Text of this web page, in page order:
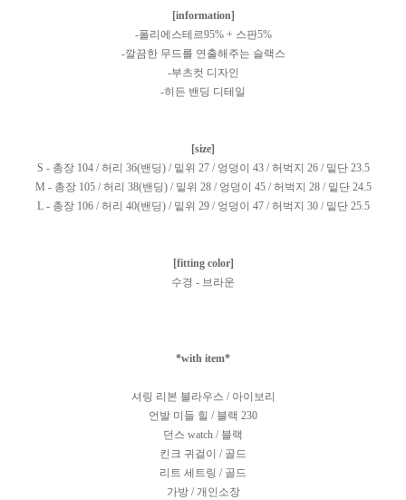
[information]
-폴리에스테르95% + 스판5%
-깔끔한 무드를 연출해주는 슬랙스
-부츠컷 디자인
-히든 밴딩 디테일
[size]
S - 총장 104 / 허리 36(밴딩) / 밑위 27 / 엉덩이 43 / 허벅지 26 / 밑단 23.5
M - 총장 105 / 허리 38(밴딩) / 밑위 28 / 엉덩이 45 / 허벅지 28 / 밑단 24.5
L - 총장 106 / 허리 40(밴딩) / 밑위 29 / 엉덩이 47 / 허벅지 30 / 밑단 25.5
[fitting color]
수경 - 브라운
*with item*
셔링 리본 블라우스 / 아이보리
언발 미들 힐 / 블랙 230
던스 watch / 블랙
킨크 귀걸이 / 골드
리트 세트링 / 골드
가방 / 개인소장